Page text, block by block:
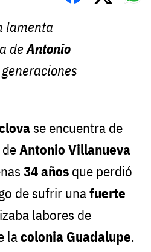
lamenta
deAntonio
se encuentra de
Antonio Villanueva
34 años que perdió
de sufrir unafuerte
labores de
lacolonia Guadalupe.